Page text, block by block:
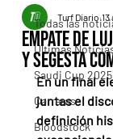
Todas las
Últimas
Saudi Cup 2025
Carreras
Bloodstock
Empate de
y Segesta
Turf Diario 13
En un final
juntas el
definición